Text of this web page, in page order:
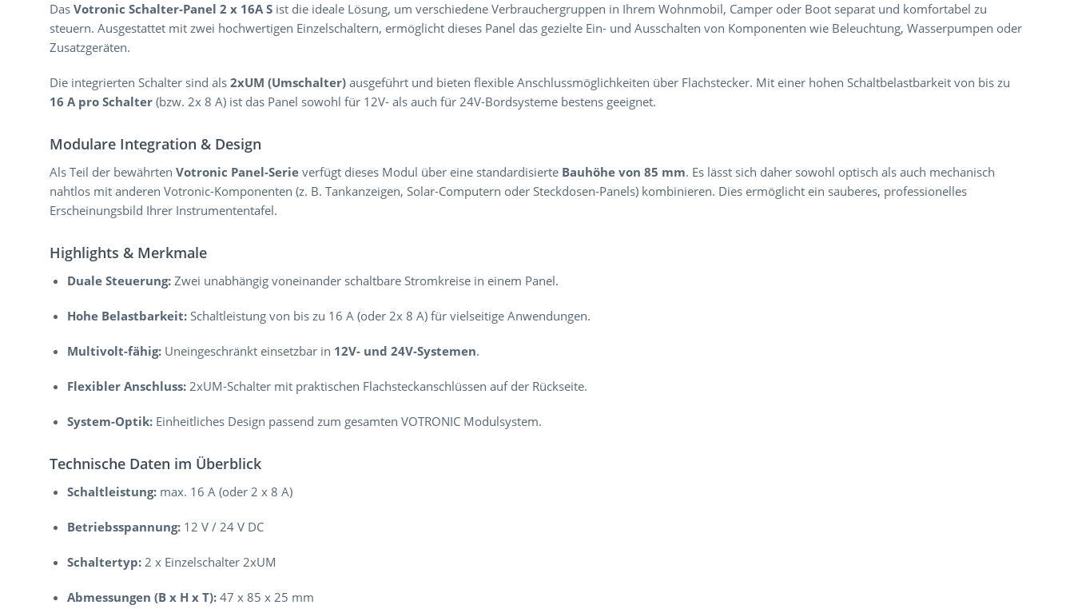
Das Votronic Schalter-Panel 2 x 16A S ist die ideale Lösung, um verschiedene Verbrauchergruppen in Ihrem Wohnmobil, Camper oder Boot separat und komfortabel zu
steuern. Ausgestattet mit zwei hochwertigen Einzelschaltern, ermöglicht dieses Panel das gezielte Ein- und Ausschalten von Komponenten wie Beleuchtung, Wasserpumpen oder
Zusatzgeräten.
Die integrierten Schalter sind als 2xUM (Umschalter) ausgeführt und bieten flexible Anschlussmöglichkeiten über Flachstecker. Mit einer hohen Schaltbelastbarkeit von bis zu
16 A pro Schalter (bzw. 2x 8 A) ist das Panel sowohl für 12V- als auch für 24V-Bordsysteme bestens geeignet.
Modulare Integration & Design
Als Teil der bewährten Votronic Panel-Serie verfügt dieses Modul über eine standardisierte Bauhöhe von 85 mm. Es lässt sich daher sowohl optisch als auch mechanisch
nahtlos mit anderen Votronic-Komponenten (z. B. Tankanzeigen, Solar-Computern oder Steckdosen-Panels) kombinieren. Dies ermöglicht ein sauberes, professionelles
Erscheinungsbild Ihrer Instrumententafel.
Highlights & Merkmale
Duale Steuerung: Zwei unabhängig voneinander schaltbare Stromkreise in einem Panel.
Hohe Belastbarkeit: Schaltleistung von bis zu 16 A (oder 2x 8 A) für vielseitige Anwendungen.
Multivolt-fähig: Uneingeschränkt einsetzbar in 12V- und 24V-Systemen.
Flexibler Anschluss: 2xUM-Schalter mit praktischen Flachsteckanschlüssen auf der Rückseite.
System-Optik: Einheitliches Design passend zum gesamten VOTRONIC Modulsystem.
Technische Daten im Überblick
Schaltleistung: max. 16 A (oder 2 x 8 A)
Betriebsspannung: 12 V / 24 V DC
Schaltertyp: 2 x Einzelschalter 2xUM
Abmessungen (B x H x T): 47 x 85 x 25 mm